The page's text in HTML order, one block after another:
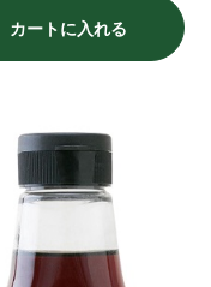
カートに入れる